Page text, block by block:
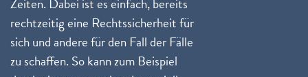
rechtzeitig eine Rechtssicherheit für
sich und andere für den Fall der Fälle
zu schaffen. So kann zum Beispiel